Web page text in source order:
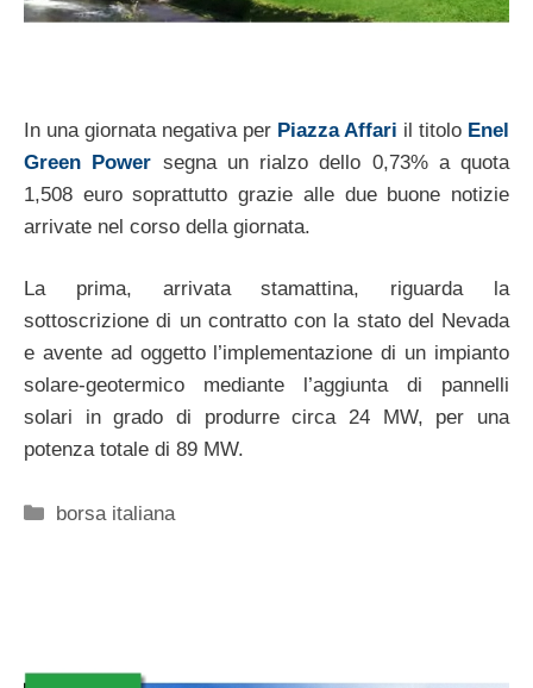
In una giornata negativa per Piazza Affari il titolo Enel
Green Power segna un rialzo dello 0,73% a quota
1,508 euro soprattutto grazie alle due buone notizie
arrivate nel corso della giornata.
La prima, arrivata stamattina, riguarda la
sottoscrizione di un contratto con la stato del Nevada
e avente ad oggetto l’implementazione di un impianto
solare-geotermico mediante l’aggiunta di pannelli
solari in grado di produrre circa 24 MW, per una
potenza totale di 89 MW.
Categorie
borsa italiana